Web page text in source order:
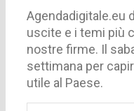
Agendadigitale.eu
uscite e i temi più
nostre firme. Il
settimana per
utile al Paese.